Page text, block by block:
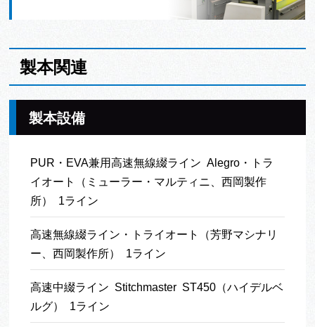
製本関連
製本設備
PUR・EVA兼用高速無線綴ライン Alegro・トラ
イオート（ミューラー・マルティニ、西岡製作
所） 1ライン
高速無線綴ライン・トライオート（芳野マシナリ
ー、西岡製作所） 1ライン
高速中綴ライン Stitchmaster ST450（ハイデルベ
ルグ） 1ライン